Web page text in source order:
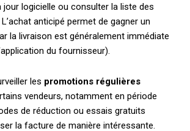
jour logicielle ou consulter la liste des
anticipé permet de gagner un
la livraison est généralement immédiate
du fournisseur).
les promotions régulières
vendeurs, notamment en période
de réduction ou essais gratuits
la facture de manière intéressante.